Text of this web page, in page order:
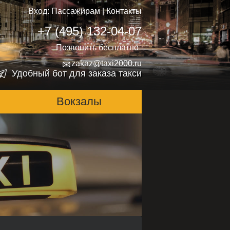
Вход: Пассажирам|Контакты
+7 (495) 132-04-07
Позвонить бесплатно
✉zakaz@taxi2000.ru
Удобный бот для заказа такси
Вокзалы